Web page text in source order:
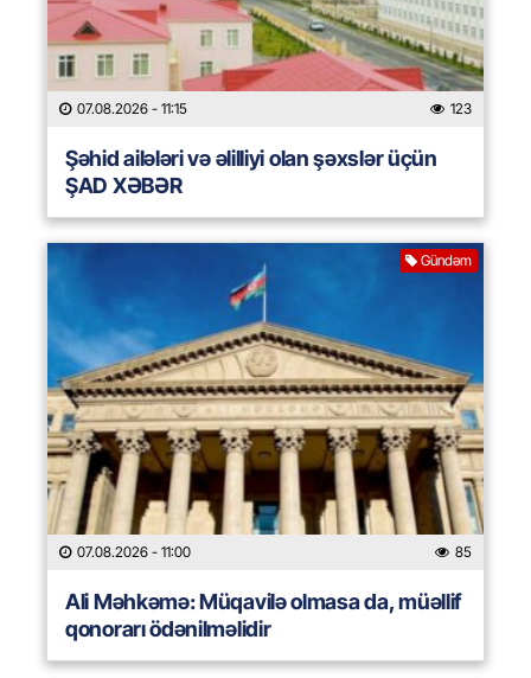
07.08.2026 - 11:15 123
Şəhid ailələri və əlilliyi olan şəxslər üçün
ŞAD XƏBƏR
Gündəm
07.08.2026 - 11:00 85
Ali Məhkəmə: Müqavilə olmasa da, müəllif
qonorarı ödənilməlidir